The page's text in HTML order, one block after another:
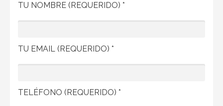
TU NOMBRE (REQUERIDO) *
TU EMAIL (REQUERIDO) *
TELÉFONO (REQUERIDO) *